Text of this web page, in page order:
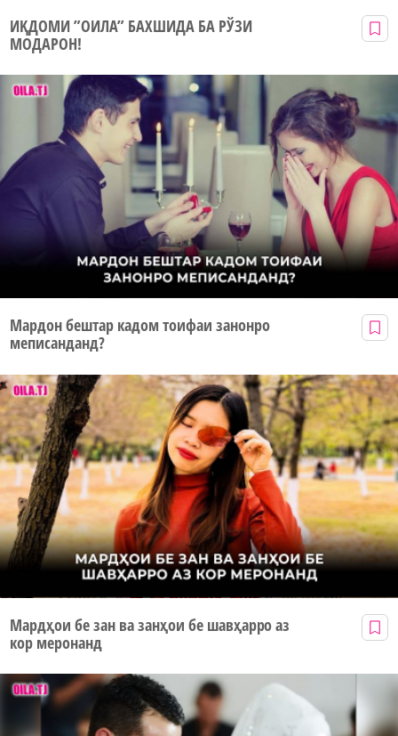
ИҚДОМИ ”ОИЛА” БАХШИДА БА РЎЗИ
МОДАРОН!
Мардон бештар кадом тоифаи занонро
меписанданд?
Мардҳои бе зан ва занҳои бе шавҳарро аз
кор меронанд